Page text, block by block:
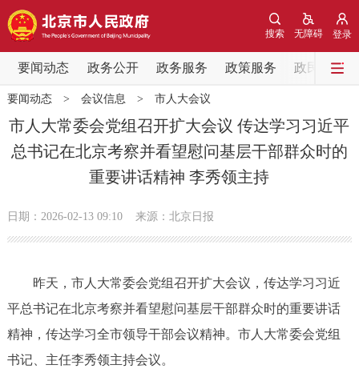
登录
无障碍
搜索
要闻动态 政务公开 政务服务 政策服务 政民互动
要闻动态
党中央精神 国务院信息
北京要闻 会议信息 部门动态
政务公开
市领导 机构职能 政策服务
政策兑现 政策解读 回应关切
要闻动态> 会议信息 > 市人大会议
市人大常委会党组召开扩大会议 传达学习习近平
总书记在北京考察并看望慰问基层干部群众时的
重要讲话精神 李秀领主持
日期：2026-02-13 09:10 来源：北京日报
昨天，市人大常委会党组召开扩大会议，传达学习习近
平总书记在北京考察并看望慰问基层干部群众时的重要讲话
精神，传达学习全市领导干部会议精神。市人大常委会党组
书记、主任李秀领主持会议。